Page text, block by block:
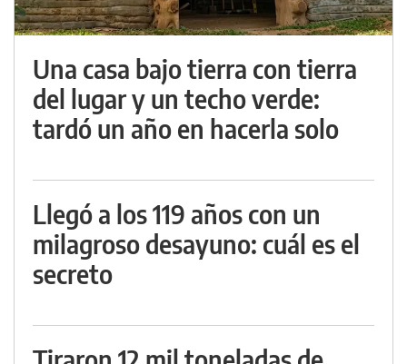
Una casa bajo tierra con tierra
del lugar y un techo verde:
tardó un año en hacerla solo
Llegó a los 119 años con un
milagroso desayuno: cuál es el
secreto